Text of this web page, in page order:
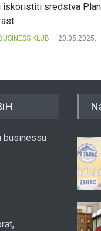
iskoristiti sredstva
KLUB 20.05.2025.
businessu